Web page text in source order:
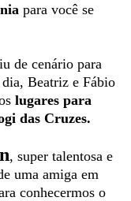
para você se
de cenário para
Beatriz e Fábio
lugares para
das Cruzes.
, super talentosa e
uma amiga em
conhecermos o